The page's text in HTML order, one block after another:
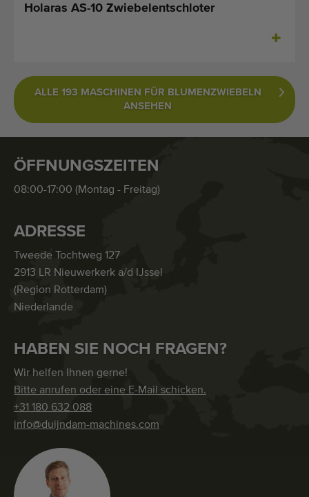
Holaras AS-10 Zwiebelentschloter
ALLE 193 MASCHINEN FÜR BLUMENZWIEBELN
ANSEHEN
ÖFFNUNGSZEITEN
08:00-17:00 (Montag - Freitag)
ADRESSE
Tweede Tochtweg 127
2913 LR Nieuwerkerk a/d IJssel
(Region Rotterdam)
Niederlande
HABEN SIE NOCH FRAGEN?
Wir helfen Ihnen gerne!
Bitte anrufen oder eine E-Mail schicken.
+31 180 632 088
info@duijndam-machines.com